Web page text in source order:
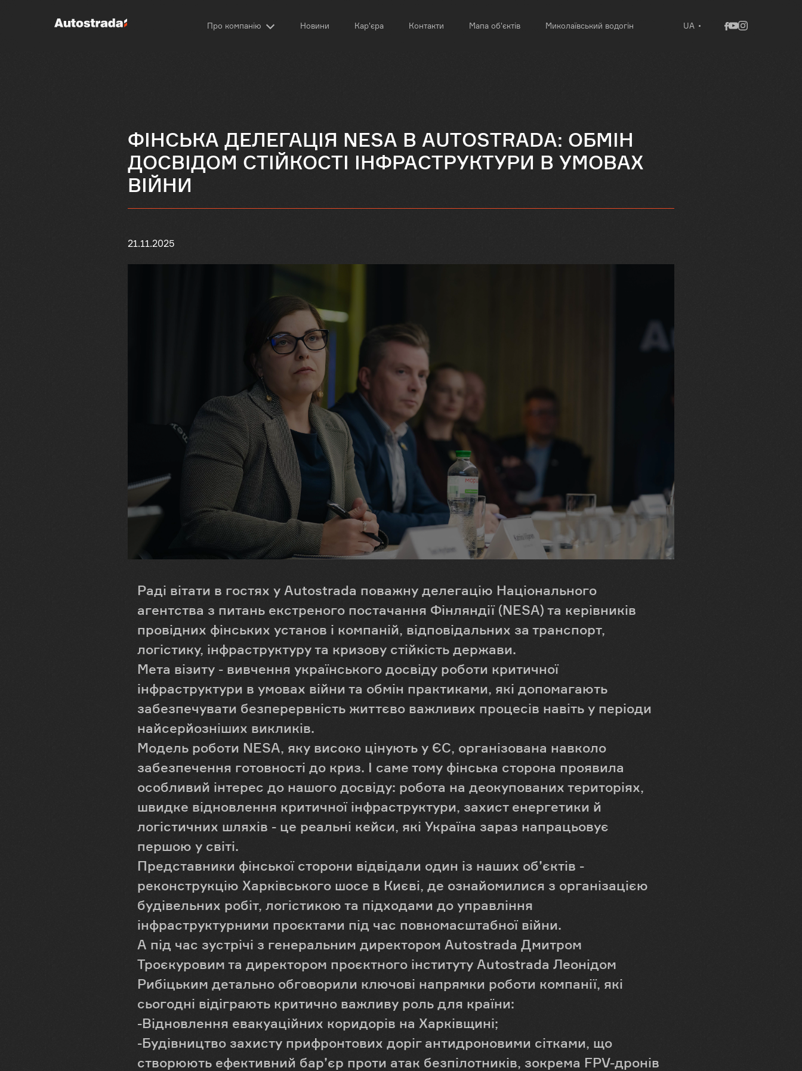
Про компанію Новини Кар'єра Контакти Мапа об'єктів Миколаївський водогін UA
ФІНСЬКА ДЕЛЕГАЦІЯ NESA В AUTOSTRADA: ОБМІН
ДОСВІДОМ СТІЙКОСТІ ІНФРАСТРУКТУРИ В УМОВАХ
ВІЙНИ
21.11.2025
Раді вітати в гостях у Autostrada поважну делегацію Національного
агентства з питань екстреного постачання Фінляндії (NESA) та керівників
провідних фінських установ і компаній, відповідальних за транспорт,
логістику, інфраструктуру та кризову стійкість держави.
Мета візиту - вивчення українського досвіду роботи критичної
інфраструктури в умовах війни та обмін практиками, які допомагають
забезпечувати безперервність життєво важливих процесів навіть у періоди
найсерйозніших викликів.
Модель роботи NESA, яку високо цінують у ЄС, організована навколо
забезпечення готовності до криз. І саме тому фінська сторона проявила
особливий інтерес до нашого досвіду: робота на деокупованих територіях,
швидке відновлення критичної інфраструктури, захист енергетики й
логістичних шляхів - це реальні кейси, які Україна зараз напрацьовує
першою у світі.
Представники фінської сторони відвідали один із наших об’єктів -
реконструкцію Харківського шосе в Києві, де ознайомилися з організацією
будівельних робіт, логістикою та підходами до управління
інфраструктурними проєктами під час повномасштабної війни.
А під час зустрічі з генеральним директором Autostrada Дмитром
Троєкуровим та директором проєктного інституту Autostrada Леонідом
Рибіцьким детально обговорили ключові напрямки роботи компанії, які
сьогодні відіграють критично важливу роль для країни:
-Відновлення евакуаційних коридорів на Харківщині;
-Будівництво захисту прифронтових доріг антидроновими сітками, що
створюють ефективний бар’єр проти атак безпілотників, зокрема FPV-дронів